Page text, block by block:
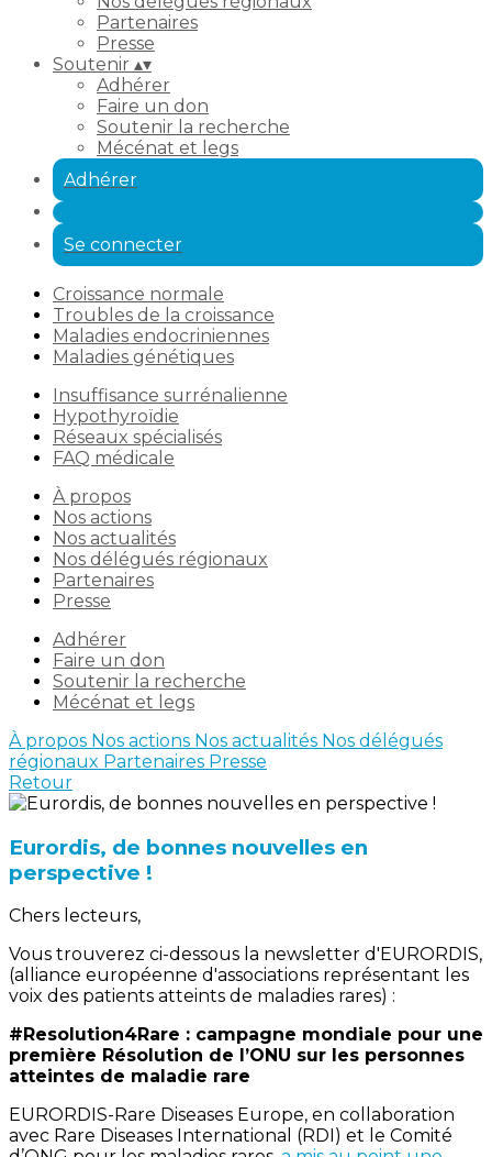
Partenaires
Presse
Soutenir ▴▾
Adhérer
Faire un don
Soutenir la recherche
Mécénat et legs
Adhérer
Se connecter
Croissance normale
Troubles de la croissance
Maladies endocriniennes
Maladies génétiques
Insuffisance surrénalienne
Hypothyroïdie
Réseaux spécialisés
FAQ médicale
À propos
Nos actions
Nos actualités
Nos délégués régionaux
Partenaires
Presse
Adhérer
Faire un don
Soutenir la recherche
Mécénat et legs
À propos Nos actions Nos actualités Nos délégués
régionaux Partenaires Presse
Retour
Eurordis, de bonnes nouvelles en
perspective !
Chers lecteurs,
Vous trouverez ci-dessous la newsletter d'EURORDIS,
(alliance européenne d'associations représentant les
voix des patients atteints de maladies rares) :
#Resolution4Rare : campagne mondiale pour une
première Résolution de l’ONU sur les personnes
atteintes de maladie rare
EURORDIS-Rare Diseases Europe, en collaboration
avec Rare Diseases International (RDI) et le Comité